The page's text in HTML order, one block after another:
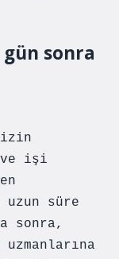
sonra
ve işi
süre
sonra,